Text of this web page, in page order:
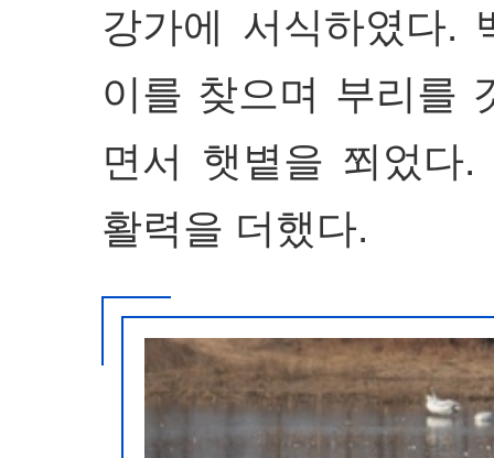
강가에 서식하였다.
이를 찾으며 부리를
면서 햇볕을 쬐었다
활력을 더했다.